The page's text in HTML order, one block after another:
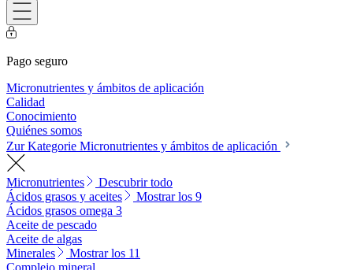
Pago seguro
Micronutrientes y ámbitos de aplicación
Calidad
Conocimiento
Quiénes somos
Zur Kategorie Micronutrientes y ámbitos de aplicación
Micronutrientes
Descubrir todo
Ácidos grasos y aceites
Mostrar los 9
Ácidos grasos omega 3
Aceite de pescado
Aceite de algas
Minerales
Mostrar los 11